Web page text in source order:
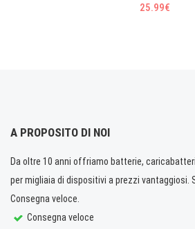
25.99€
A PROPOSITO DI NOI
Da oltre 10 anni offriamo batterie,
per migliaia di dispositivi a prezzi vantaggiosi.
Consegna veloce.
Consegna veloce